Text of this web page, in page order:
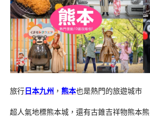
旅行 日本九州 ， 熊本也是熱門的旅遊城市
超人氣地標熊本城，還有古錐吉祥物熊本熊